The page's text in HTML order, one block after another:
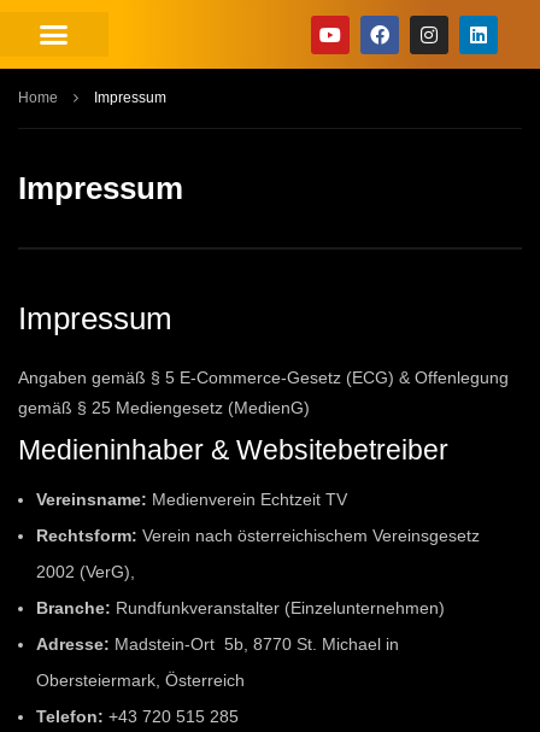
Home Impressum
Impressum
Impressum
Angaben gemäß § 5 E-Commerce-Gesetz (ECG) & Offenlegung
gemäß § 25 Mediengesetz (MedienG)
Medieninhaber & Websitebetreiber
Vereinsname: Medienverein Echtzeit TV
Rechtsform: Verein nach österreichischem Vereinsgesetz
2002 (VerG),
Branche: Rundfunkveranstalter (Einzelunternehmen)
Adresse: Madstein-Ort 5b, 8770 St. Michael in
Obersteiermark, Österreich
Telefon: +43 720 515 285